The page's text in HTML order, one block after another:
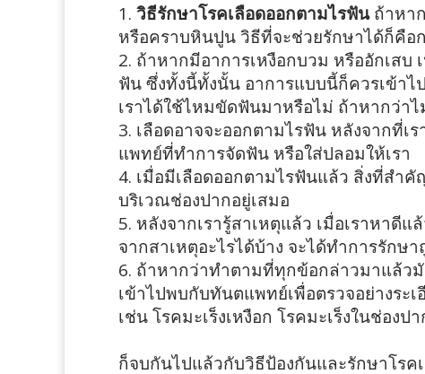
วิธีรักษาโรคเลือดออกตามไรฟันถ้าหา
หรือคราบหินปูน วิธีที่จะช่วยรักษาได้ก็คือ
ถ้าหากมีอาการเหงือกบวม หรืออักเสบ
ฟัน ซึ่งทั้งนี้ทั้งนั้น อาการแบบนี้ก็ควรเข้า
เราได้ใช้ไหมขัดฟันมาหรือไม่ ถ้าหากว่า
เลือดอาจจะออกตามไรฟัน หลังจากที่เ
แพทย์ที่ทำการจัดฟัน หรือใส่ปลอมให้เรา
เมื่อมีเลือดออกตามไรฟันแล้ว สิ่งที่สำ
บริเวณช่องปากอยู่เสมอ
หลังจากเรารู้สาเหตุแล้ว เมื่อเราหาดี
จากสาเหตุอะไรได้บ้าง จะได้ทำการรักษา
ถ้าหากว่าทำตามที่ทุกข้อกล่าวมาแล้วมั
เข้าไปพบกับทันตแพทย์เพื่อตรวจอย่างระ
เช่น โรคมะเร็งเหงือก โรคมะเร็งในช่อง
ก็จบกันไปแล้วกับวิธีป้องกันและรักษาโร